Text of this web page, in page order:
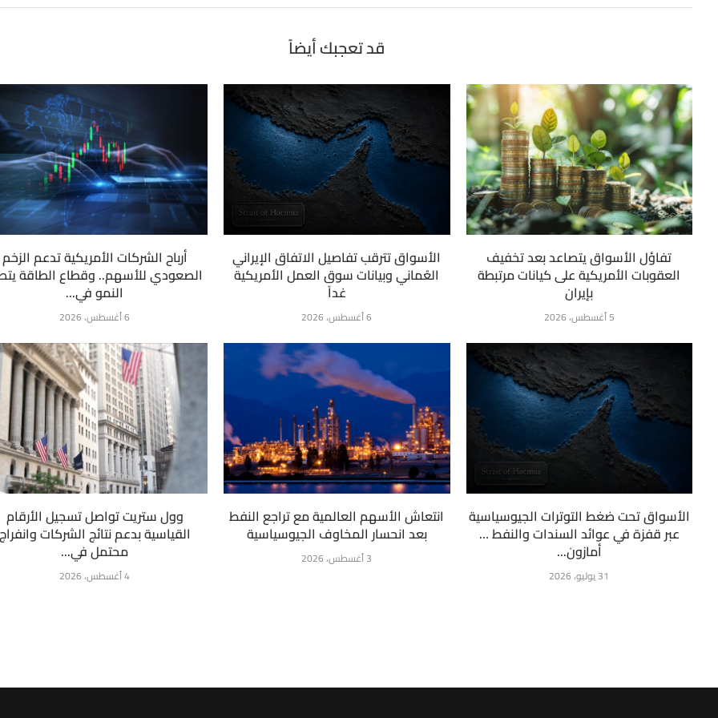
قد تعجبك أيضاً
أرباح الشركات الأمريكية تدعم الزخم
الصعودي للأسهم.. وقطاع الطاقة
النمو في...
6 أغسطس، 2026
الأسواق تترقب تفاصيل الاتفاق الإيراني
العُماني وبيانات سوق العمل الأمريكية
غداً
6 أغسطس، 2026
تفاؤل الأسواق يتصاعد بعد تخفيف
العقوبات الأمريكية على كيانات مرتبطة
بإيران
5 أغسطس، 2026
وول ستريت تواصل تسجيل الأرقام
القياسية بدعم نتائج الشركات
محتمل في...
4 أغسطس، 2026
انتعاش الأسهم العالمية مع تراجع النفط
بعد انحسار المخاوف الجيوسياسية
3 أغسطس، 2026
الأسواق تحت ضغط التوترات الجيوسياسية
عبر قفزة في عوائد السندات والنفط …
أمازون...
31 يوليو، 2026